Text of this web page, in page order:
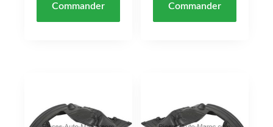
Commander Commander